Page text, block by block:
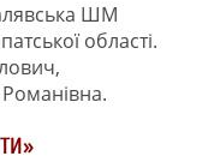
ШМ
області.